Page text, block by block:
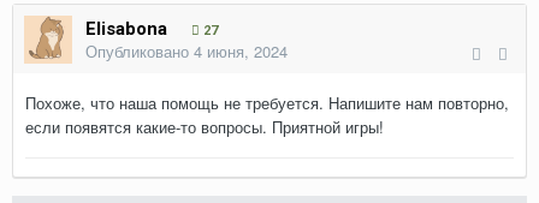
Elisabona 27
Опубликовано 4 июня, 2024
Похоже, что наша помощь не требуется. Напишите нам повторно,
если появятся какие-то вопросы. Приятной игры!